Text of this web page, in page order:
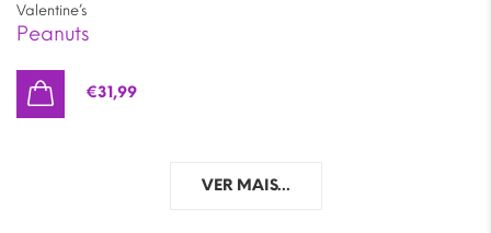
Valentine’s
Peanuts
€31,99
VER MAIS...